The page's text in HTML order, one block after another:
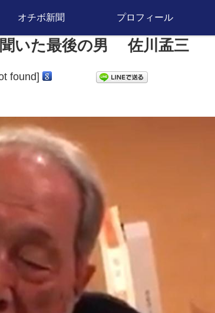
オチボ新聞 プロフィール
聞いた最後の男 佐川孟三
found]